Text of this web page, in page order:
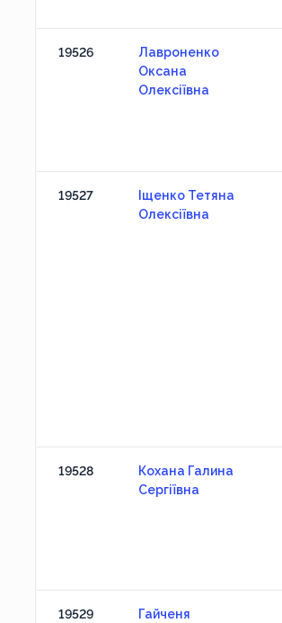
19526
Лавроненко
Оксана
Олексіївна
19527
Іщенко Тетяна
Олексіївна
19528
Кохана Галина
Сергіївна
19529
Гайченя